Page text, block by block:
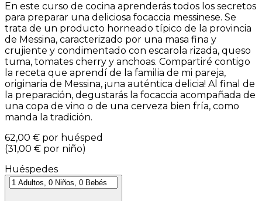
En este curso de cocina aprenderás todos los secretos
para preparar una deliciosa focaccia messinese. Se
trata de un producto horneado típico de la provincia
de Messina, caracterizado por una masa fina y
crujiente y condimentado con escarola rizada, queso
tuma, tomates cherry y anchoas. Compartiré contigo
la receta que aprendí de la familia de mi pareja,
originaria de Messina, ¡una auténtica delicia! Al final de
la preparación, degustarás la focaccia acompañada de
una copa de vino o de una cerveza bien fría, como
manda la tradición.
62,00 € por huésped
(31,00 € por niño)
Huéspedes